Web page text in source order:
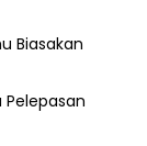
Biasakan